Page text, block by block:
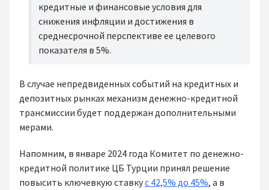
кредитные и финансовые условия для
снижения инфляции и достижения в
среднесрочной перспективе ее целевого
показателя в 5%.
В случае непредвиденных событий на кредитных и
депозитных рынках механизм денежно-кредитной
трансмиссии будет поддержан дополнительными
мерами.
Напомним, в январе 2024 года Комитет по денежно-
кредитной политике ЦБ Турции принял решение
повысить ключевкую ставкус 42,5% до 45%, а в